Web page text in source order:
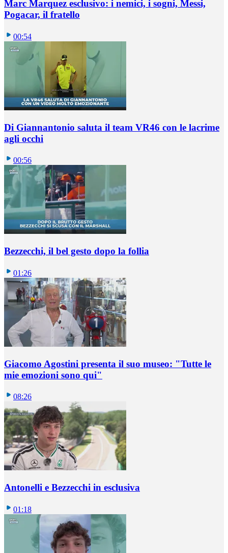
Marc Marquez esclusivo: i nemici, i sogni, Messi,
Pogacar, il fratello
00:54
Di Giannantonio saluta il team VR46 con le lacrime
agli occhi
00:56
Bezzecchi, il bel gesto dopo la follia
01:26
Giacomo Agostini presenta il suo museo: "Tutte le
mie emozioni sono qui"
08:26
Antonelli e Bezzecchi in esclusiva
01:18